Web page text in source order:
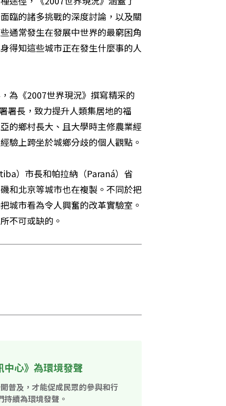
臨的諸多挑戰的深度討論，以及關
通常發生在發展中世界的最窮困角
得知這些城市正在發生什麼事的人
為《2007世界現況》撰寫精采的
署長，致力提升人類集居地的福
的鄉村長大、且大學時主修農業經
驗上跨坐於城鄉分歧的個人觀點。
）市長和帕拉納（Paraná）省
和北京等城市也在複製。不同於把
城市看為令人興奮的改革實驗室。
不可或缺的。
心》為環境發聲
普及，才能促成民眾的參與和行
續為環境發聲。